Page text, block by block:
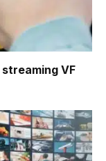
streaming VF